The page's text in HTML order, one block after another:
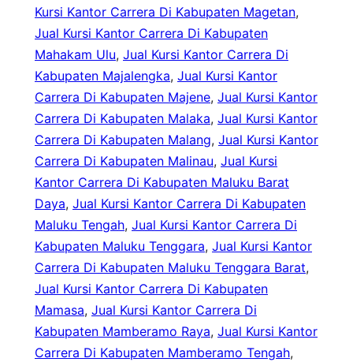
Kursi Kantor Carrera Di Kabupaten Magetan
Jual Kursi Kantor Carrera Di Kabupaten
Mahakam Ulu, Jual Kursi Kantor Carrera Di
Kabupaten Majalengka, Jual Kursi Kantor
Carrera Di Kabupaten Majene, Jual Kursi Kantor
Carrera Di Kabupaten Malaka, Jual Kursi Kantor
Carrera Di Kabupaten Malang, Jual Kursi Kantor
Carrera Di Kabupaten Malinau, Jual Kursi
Kantor Carrera Di Kabupaten Maluku Barat
Daya, Jual Kursi Kantor Carrera Di Kabupaten
Maluku Tengah, Jual Kursi Kantor Carrera Di
Kabupaten Maluku Tenggara, Jual Kursi Kantor
Carrera Di Kabupaten Maluku Tenggara Barat
Jual Kursi Kantor Carrera Di Kabupaten
Mamasa, Jual Kursi Kantor Carrera Di
Kabupaten Mamberamo Raya, Jual Kursi Kantor
Carrera Di Kabupaten Mamberamo Tengah